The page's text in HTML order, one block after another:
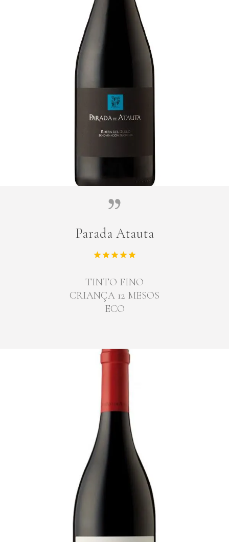
Parada Atauta
TINTO FINO
CRIANÇA 12 MESOS
ECO